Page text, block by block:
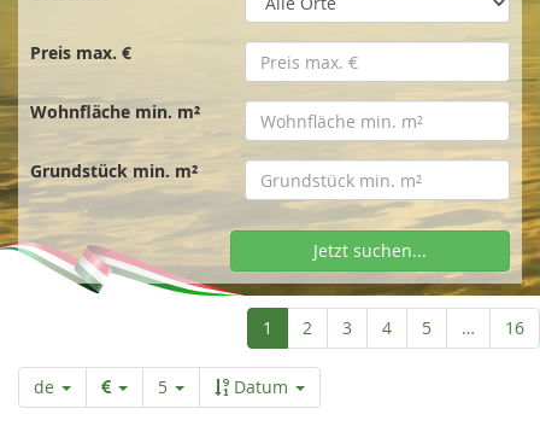
s
e
i
e
Preis max. €
Wohnfläche min. m²
Grundstück min. m²
Jetzt suchen...
1
Aktuelle
Seite
2 3 4 5 … 16
de 5 Datum